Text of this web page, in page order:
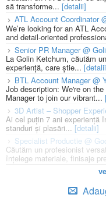
să transforme... [detalii]
ATL Account Coordinator
We’re looking for an ATL
and detail-oriented
Senior PR Manager @
La Golin Ketchum, căutăm
experiență, care știe...
BTL Account Manager @
Job description: We're on
Manager to join our vibrant...
3D Artist – Shopper
Ai cel puțin 7 ani experiență
standuri și plasări...[detalii]
Specialist Productie @
Căutăm un profesionist
înțelege materiale, finisaje